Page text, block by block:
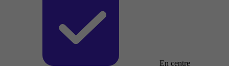
En centre